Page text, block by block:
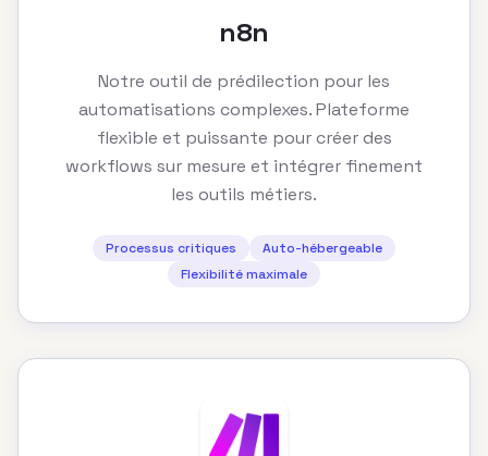
n8n
Notre outil de prédilection pour les
automatisations complexes. Plateforme
flexible et puissante pour créer des
workflows sur mesure et intégrer finement
les outils métiers.
Processus critiques
Auto-hébergeable
Flexibilité maximale